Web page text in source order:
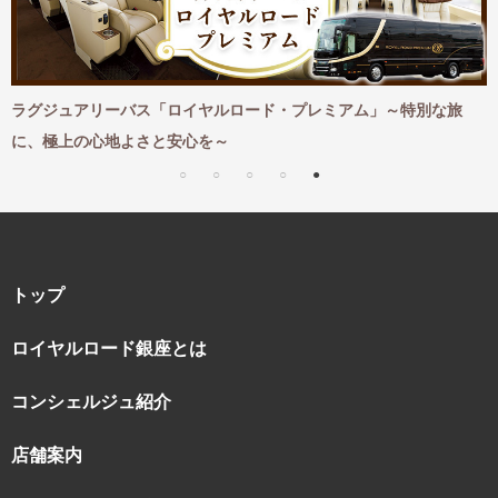
イヤルロード・プレミアム」～特別な旅
心を～
紅葉とともに味わう贅
トップ
ロイヤルロード銀座とは
コンシェルジュ紹介
店舗案内